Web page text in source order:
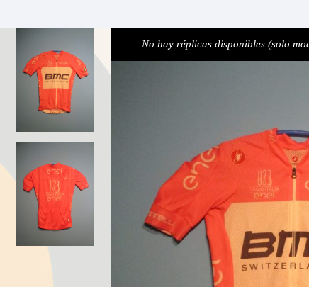
No hay réplicas disponibles (solo